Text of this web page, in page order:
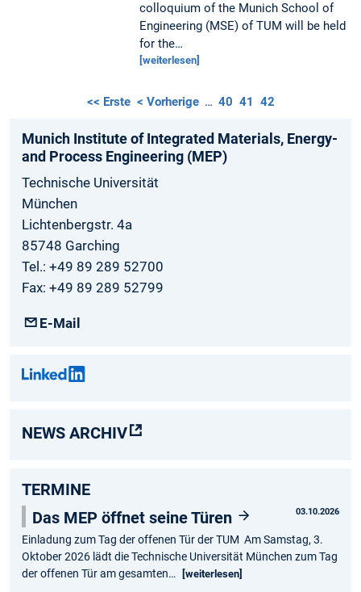
colloquium of the Munich School of
Engineering (MSE) of TUM will be held
for the…
[weiterlesen]
<< Erste < Vorherige … 40 41 42
Munich­ Institute­ of Integrated­ Materials­, Energy­
and­ Process­ Engineering­ (MEP)
Technische Universität
München
Lichtenbergstr. 4a
85748 Garching
Tel.: +49 89 289 52700
Fax: +49 89 289 52799
E-Mail
NEWS ARCHIV
TERMINE
03.10.2026
Das MEP öffnet seine Türen
Einladung zum Tag der offenen Tür der TUM Am Samstag, 3.
Oktober 2026 lädt die Technische Universität München zum Tag
der offenen Tür am gesamten…
[weiterlesen]